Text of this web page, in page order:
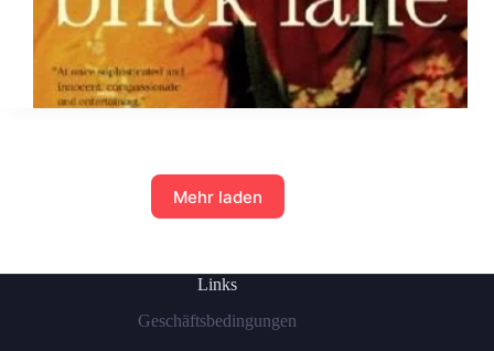
Mehr laden
Links
Geschäftsbedingungen